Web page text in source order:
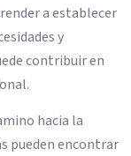
a establecer
y
contribuir en
hacia la
pueden encontrar